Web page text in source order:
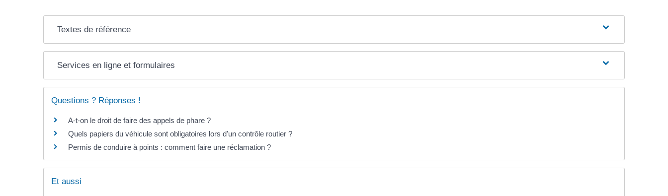
Textes de référence
Services en ligne et formulaires
Questions ? Réponses !
A-t-on le droit de faire des appels de phare ?
Quels papiers du véhicule sont obligatoires lors d'un contrôle routier ?
Permis de conduire à points : comment faire une réclamation ?
Et aussi